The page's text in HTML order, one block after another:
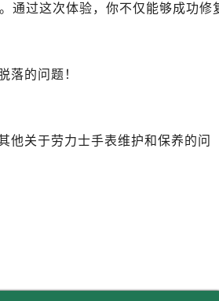
）
预约）
）
）
通过这次体验，你不仅能够成功修
落的问题！
他关于劳力士手表维护和保养的问